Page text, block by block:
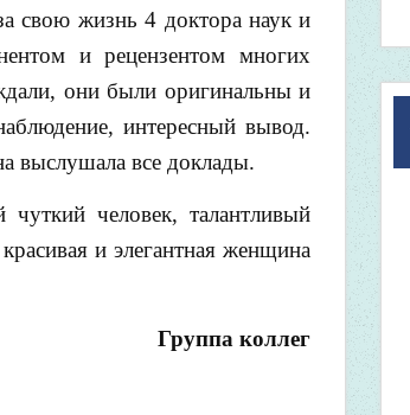
свою жизнь 4 доктора наук и
и рецензентом многих
они были оригинальны и
интересный вывод.
выслушала все доклады.
человек, талантливый
и элегантная женщина
Группа коллег